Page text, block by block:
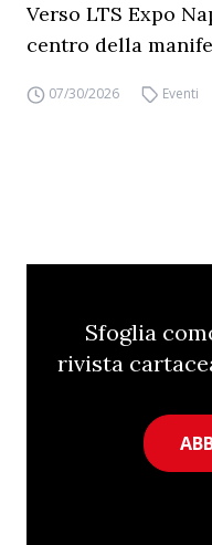
Verso LTS Expo
centro della
07/30/2026 Eventi
Sfoglia
rivista